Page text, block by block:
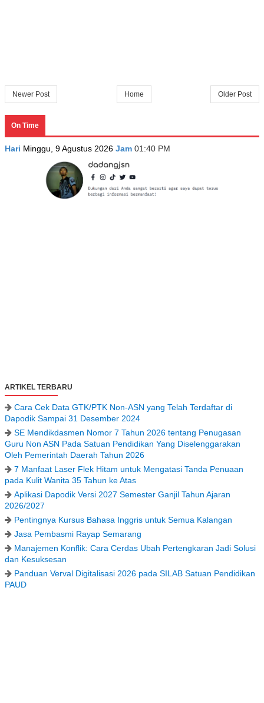
Newer Post Older Post
Home
On Time
Hari Minggu, 9 Agustus 2026 Jam 01:40 PM
ARTIKEL TERBARU
Cara Cek Data GTK/PTK Non-ASN yang Telah Terdaftar di
Dapodik Sampai 31 Desember 2024
SE Mendikdasmen Nomor 7 Tahun 2026 tentang Penugasan
Guru Non ASN Pada Satuan Pendidikan Yang Diselenggarakan
Oleh Pemerintah Daerah Tahun 2026
7 Manfaat Laser Flek Hitam untuk Mengatasi Tanda Penuaan
pada Kulit Wanita 35 Tahun ke Atas
Aplikasi Dapodik Versi 2027 Semester Ganjil Tahun Ajaran
2026/2027
Pentingnya Kursus Bahasa Inggris untuk Semua Kalangan
Jasa Pembasmi Rayap Semarang
Manajemen Konflik: Cara Cerdas Ubah Pertengkaran Jadi Solusi
dan Kesuksesan
Panduan Verval Digitalisasi 2026 pada SILAB Satuan Pendidikan
PAUD